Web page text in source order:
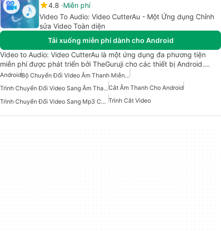
4.8 Miễn phí
Video To Audio: Video CutterAu - Một Ứng dụng Chỉnh
sửa Video Toàn diện
Tải xuống miễn phí dành cho Android
Video to Audio: Video CutterAu là một ứng dụng đa phương tiện
miễn phí được phát triển bởi TheGuruji cho các thiết bị Android.…
Android
Bộ Chuyển Đổi Video Âm Thanh Miễn Phí Cho Android
Trình Chuyển Đổi Video Sang Âm ThanhCắt Âm Thanh Cho Android
Trình Chuyển Đổi Video Sang Mp3 Cho Android Trình Cắt Video